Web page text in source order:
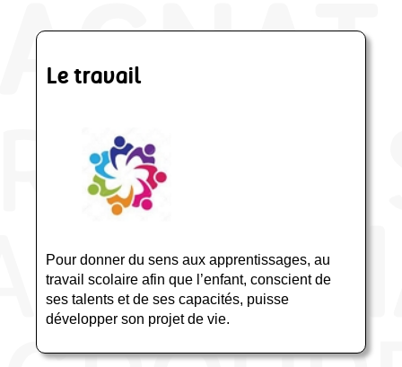
Le travail
Pour donner du sens aux apprentissages, au
travail scolaire afin que l’enfant, conscient de
ses talents et de ses capacités, puisse
développer son projet de vie.